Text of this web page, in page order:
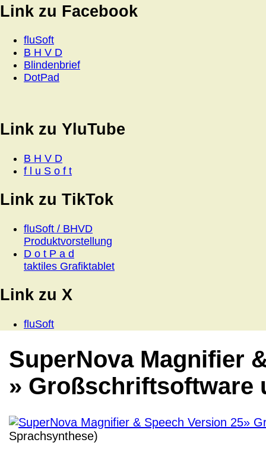
Link zu Facebook
fluSoft
B H V D
Blindenbrief
DotPad
Link zu YluTube
B H V D
f l u S o f t
Link zu TikTok
fluSoft / BHVD
Produktvorstellung
D o t P a d
taktiles Grafiktablet
Link zu X
fluSoft
SuperNova Magnifier
» Großschriftsoftware
Sprachsynthese)